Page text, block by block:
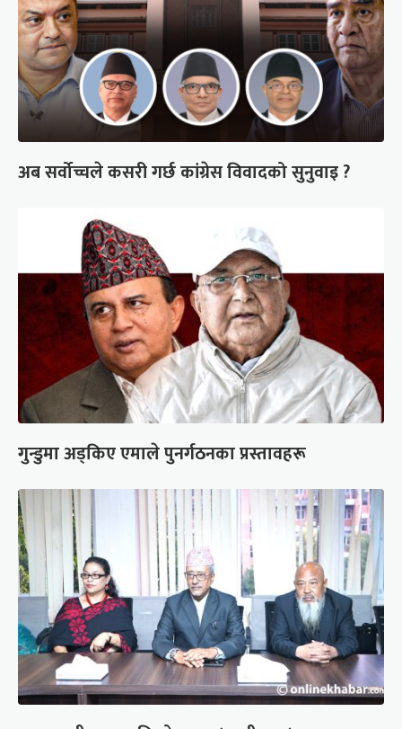
अब सर्वोच्चले कसरी गर्छ कांग्रेस विवादको सुनुवाइ ?
गुन्डुमा अड्किए एमाले पुनर्गठनका प्रस्तावहरू